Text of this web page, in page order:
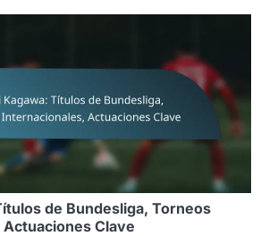
de Bundesliga, Torneos
Clave